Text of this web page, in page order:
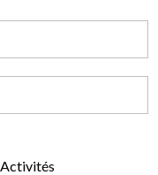
Activités